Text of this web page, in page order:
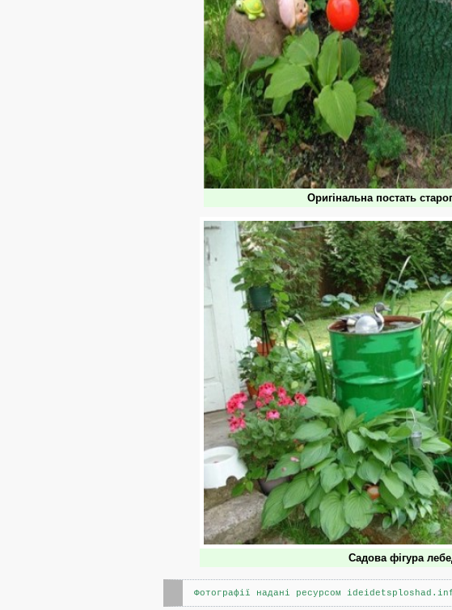
Оригінальна постать
Садова фігура
Фотографії надані ресурсом